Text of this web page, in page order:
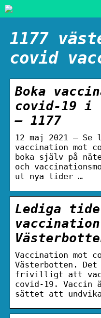
1177
covid
Boka
covid-19 i
– 1177
12 maj 2021 —
vaccination mot
boka själv på
och
ut nya tider …
Lediga
Vaccination mot
Västerbotten.
frivilligt att
covid-19.
sättet att